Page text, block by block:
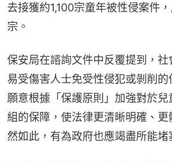
去接獲約1,100宗童年被性侵案件
宗。
保安局在諮詢文件中反覆提到，
易受傷害人士免受性侵犯或剝削
願意根據「保護原則」加強對於
組的保障，使法律更清晰明確、
然如此，有為政府也應竭盡所能堵